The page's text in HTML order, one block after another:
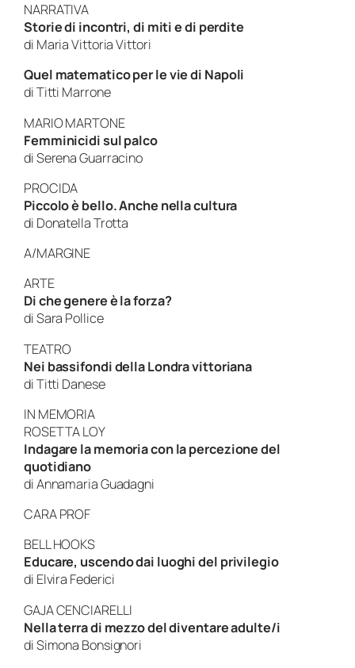
NARRATIVA
Storie di incontri, di miti e di perdite
di Maria Vittoria Vittori
Quel matematico per le vie di Napoli
di Titti Marrone
MARIO MARTONE
Femminicidi sul palco
di Serena Guarracino
PROCIDA
Piccolo è bello. Anche nella cultura
di Donatella Trotta
A/MARGINE
ARTE
Di che genere è la forza?
di Sara Pollice
TEATRO
Nei bassifondi della Londra vittoriana
di Titti Danese
IN MEMORIA
ROSETTA LOY
Indagare la memoria con la percezione del
quotidiano
di Annamaria Guadagni
CARA PROF
BELL HOOKS
Educare, uscendo dai luoghi del privilegio
di Elvira Federici
GAJA CENCIARELLI
Nella terra di mezzo del diventare adulte/i
di Simona Bonsignori